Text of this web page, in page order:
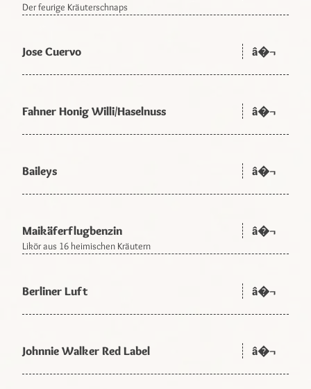
Der feurige Kräuterschnaps
Jose Cuervo â�¬
Fahner Honig Willi/Haselnuss â�¬
Baileys â�¬
Maikäferflugbenzin â�¬
Likör aus 16 heimischen Kräutern
Berliner Luft â�¬
Johnnie Walker Red Label â�¬